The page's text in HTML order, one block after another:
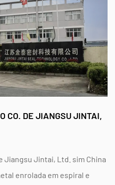
MAIS
CO. DE JIANGSU JINTAI,
Jiangsu Jintai, Ltd. sim China
enrolada em espiral e